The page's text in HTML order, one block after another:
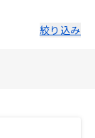
絞り込み